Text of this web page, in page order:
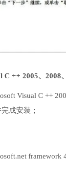
C ++ 2005、2008
Visual C ++
成安装；
framework